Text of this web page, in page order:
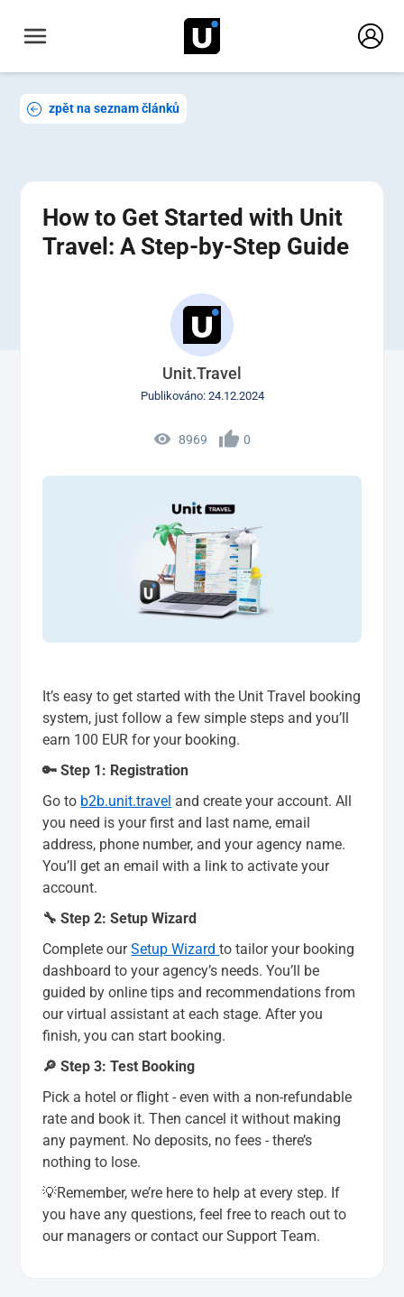
zpět na seznam článků
How to Get Started with Unit
Travel: A Step-by-Step Guide
Unit.Travel
Publikováno: 24.12.2024
8969 0
It’s easy to get started with the Unit Travel booking
system, just follow a few simple steps and you’ll
earn 100 EUR for your booking.
🔑 Step 1: Registration
Go to b2b.unit.travel and create your account. All
you need is your first and last name, email
address, phone number, and your agency name.
You’ll get an email with a link to activate your
account.
🔧 Step 2: Setup Wizard
Complete ourSetup Wizardto tailor your booking
dashboard to your agency’s needs. You’ll be
guided by online tips and recommendations from
our virtual assistant at each stage. After you
finish, you can start booking.
🔎 Step 3: Test Booking
Pick a hotel or flight - even with a non-refundable
rate and book it. Then cancel it without making
any payment. No deposits, no fees - there’s
nothing to lose.
💡Remember, we’re here to help at every step. If
you have any questions, feel free to reach out to
our managers or contact our Support Team.